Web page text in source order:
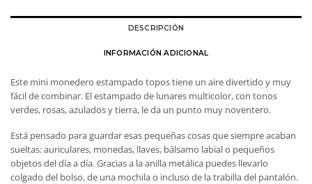
DESCRIPCIÓN
INFORMACIÓN ADICIONAL
Este mini monedero estampado topos tiene un aire divertido y muy
fácil de combinar. El estampado de lunares multicolor, con tonos
verdes, rosas, azulados y tierra, le da un punto muy noventero.
Está pensado para guardar esas pequeñas cosas que siempre acaban
sueltas: auriculares, monedas, llaves, bálsamo labial o pequeños
objetos del día a día. Gracias a la anilla metálica puedes llevarlo
colgado del bolso, de una mochila o incluso de la trabilla del pantalón.